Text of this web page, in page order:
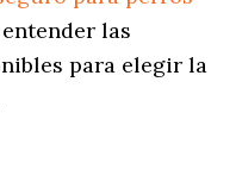
las
para elegir la